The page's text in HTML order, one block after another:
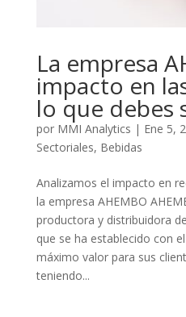
La empresa
impacto en
lo que debes
por MMI Analytics | Ene 5,
Sectoriales, Bebidas
Analizamos el impacto en
la empresa AHEMBO
productora y distribuidora
que se ha establecido con
máximo valor para sus
teniendo...